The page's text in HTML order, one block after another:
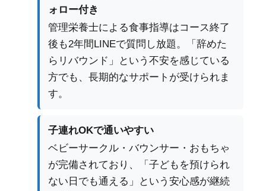
ォロー付き
管理栄養士による食事指導はコース終了
後も2年間LINEで質問し放題。「辞めた
らリバウンド」という不安を感じている
方でも、長期的なサポートが受けられま
す。
子連れOKで通いやすい
ベビーサークル・バウンサー・おもちゃ
が完備されており、「子どもを預けられ
ない日でも通える」という安心感が継続